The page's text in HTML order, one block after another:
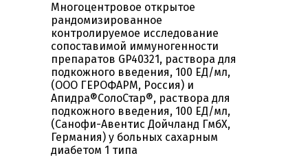
Многоцентровое открытое
рандомизированное
контролируемое исследование
сопоставимой иммуногенности
препаратов GP40321, раствора для
подкожного введения, 100 ЕД/мл,
(ООО ГЕРОФАРМ, Россия) и
Апидра®СолоСтар®, раствора для
подкожного введения, 100 ЕД/мл,
(Санофи-Авентис Дойчланд ГмбХ,
Германия) у больных сахарным
диабетом 1 типа